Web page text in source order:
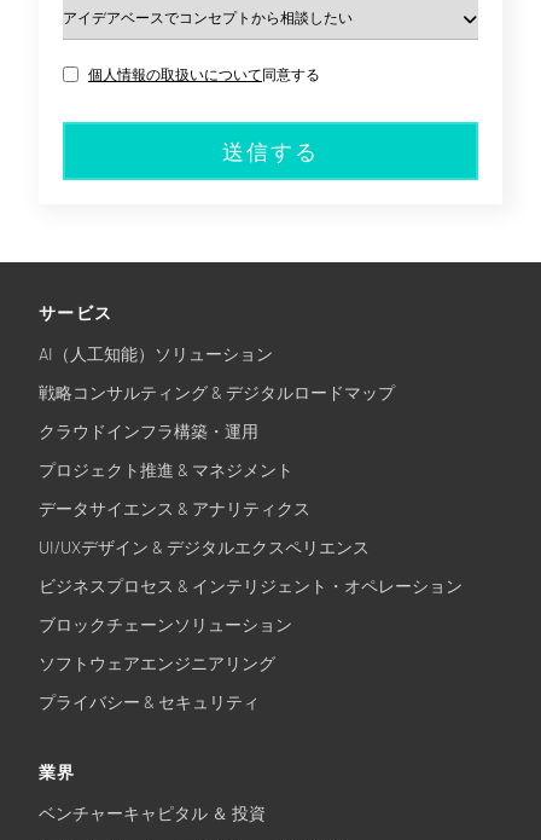
個人情報の取扱いについて同意する
送信する
サービス
AI（人工知能）ソリューション
戦略コンサルティング & デジタルロードマップ
クラウドインフラ構築・運用
プロジェクト推進 & マネジメント
データサイエンス & アナリティクス
UI/UXデザイン & デジタルエクスペリエンス
ビジネスプロセス & インテリジェント・オペレーション
ブロックチェーンソリューション
ソフトウェアエンジニアリング
プライバシー & セキュリティ
業界
ベンチャーキャピタル ＆ 投資